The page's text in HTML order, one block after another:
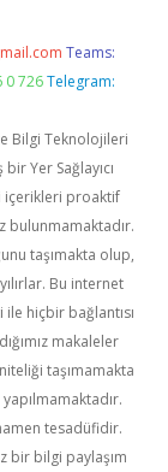
Teams:
0 726 Telegram:
Bilgi Teknolojileri
Yer Sağlayıcı
içerikleri proaktif
bulunmamaktadır.
taşımakta olup,
Bu internet
hiçbir bağlantısı
makaleler
taşımamakta
tesadüfidir.
bir bilgi paylaşım